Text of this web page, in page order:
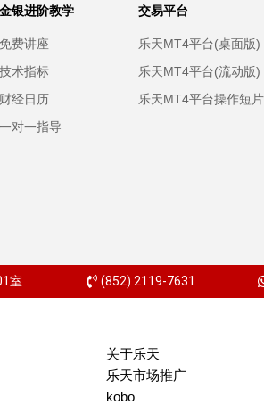
金银进阶教学
免费讲座
技术指标
财经日历
一对一指导
交易平台
乐天MT4平台(桌面版)
乐天MT4平台(流动版)
乐天MT4平台操作短片
室 (852) 2119-7631
关于乐天
乐天市场推广
kobo